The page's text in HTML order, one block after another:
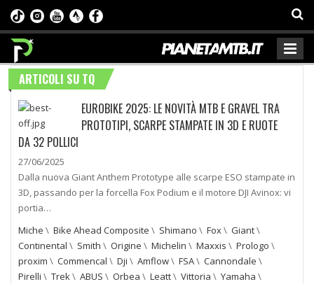
ARTICOLI SU TQ
EUROBIKE 2025: LE NOVITÀ MTB E GRAVEL TRA
PROTOTIPI, SCARPE STAMPATE IN 3D E RUOTE
DA 32 POLLICI
27/06/2025
Dalla nuova Giant Anthem Prototype alle scarpe ESO stampate in
3D, passando per la forcella Fox Podium e il motore DJI Avinox: vi
portia…
Miche \ Bike Ahead Composite \ Shimano \ Fox\ Giant\
Continental \ Smith \ Origine \ Michelin \ Maxxis \ Prologo \
proxim \ Commencal \ Dji \ Amflow\ FSA\ Cannondale \
Pirelli \ Trek \ ABUS \ Orbea \ Leatt\ Vittoria \ Yamaha \